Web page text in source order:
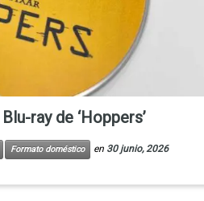
ray de ‘Hoppers’
Formato doméstico en 30 junio, 2026